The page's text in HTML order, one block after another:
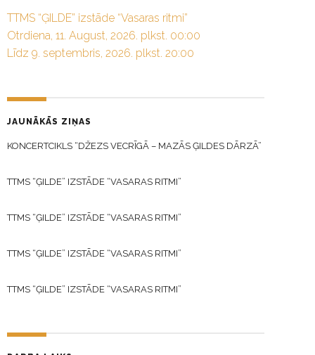
TTMS “ĢILDE” izstāde “Vasaras ritmi”
Otrdiena, 11. August, 2026. plkst. 00:00
Līdz 9. septembris, 2026. plkst. 20:00
JAUNĀKĀS ZIŅAS
KONCERTCIKLS “DŽEZS VECRĪGĀ – MAZĀS ĢILDES DĀRZĀ”
TTMS “ĢILDE” IZSTĀDE “VASARAS RITMI”
TTMS “ĢILDE” IZSTĀDE “VASARAS RITMI”
TTMS “ĢILDE” IZSTĀDE “VASARAS RITMI”
TTMS “ĢILDE” IZSTĀDE “VASARAS RITMI”